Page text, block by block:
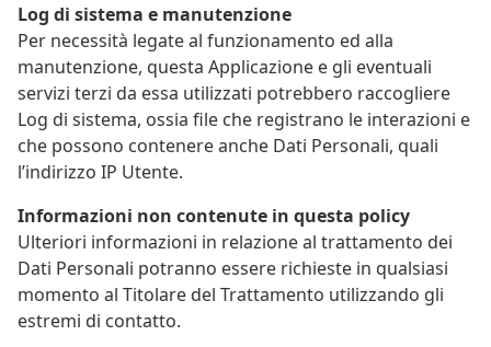
Log di sistema e manutenzione
Per necessità legate al funzionamento ed alla
manutenzione, questa Applicazione e gli eventuali
servizi terzi da essa utilizzati potrebbero raccogliere
Log di sistema, ossia file che registrano le interazioni e
che possono contenere anche Dati Personali, quali
l’indirizzo IP Utente.
Informazioni non contenute in questa policy
Ulteriori informazioni in relazione al trattamento dei
Dati Personali potranno essere richieste in qualsiasi
momento al Titolare del Trattamento utilizzando gli
estremi di contatto.